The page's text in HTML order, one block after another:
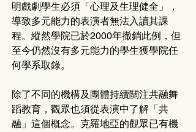
明戲劇學生必須「心理及生理健全」，
導致多元能力的表演者無法入讀其課
程。縱然學院已於2000年撤銷此例，但
至今仍然沒有多元能力的學生獲學院任
何學系取錄。
除了不同的機構及團體持續關注共融舞
蹈教育，觀眾也須從表演中了解「共
融」這個概念。克羅地亞的觀眾已有機